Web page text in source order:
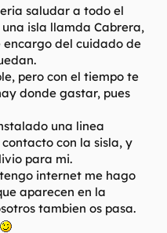
saludar a todo el
isla llamda Cabrera,
del cuidado de
pero con el tiempo te
donde gastar, pues
una linea
con la sisla, y
para mi.
internet me hago
aparecen en la
tambien os pasa.